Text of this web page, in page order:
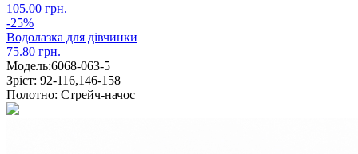
105.00 грн.
-25%
Водолазка для дівчинки
75.80 грн.
Модель:6068-063-5
Зріст: 92-116,146-158
Полотно: Стрейч-начос